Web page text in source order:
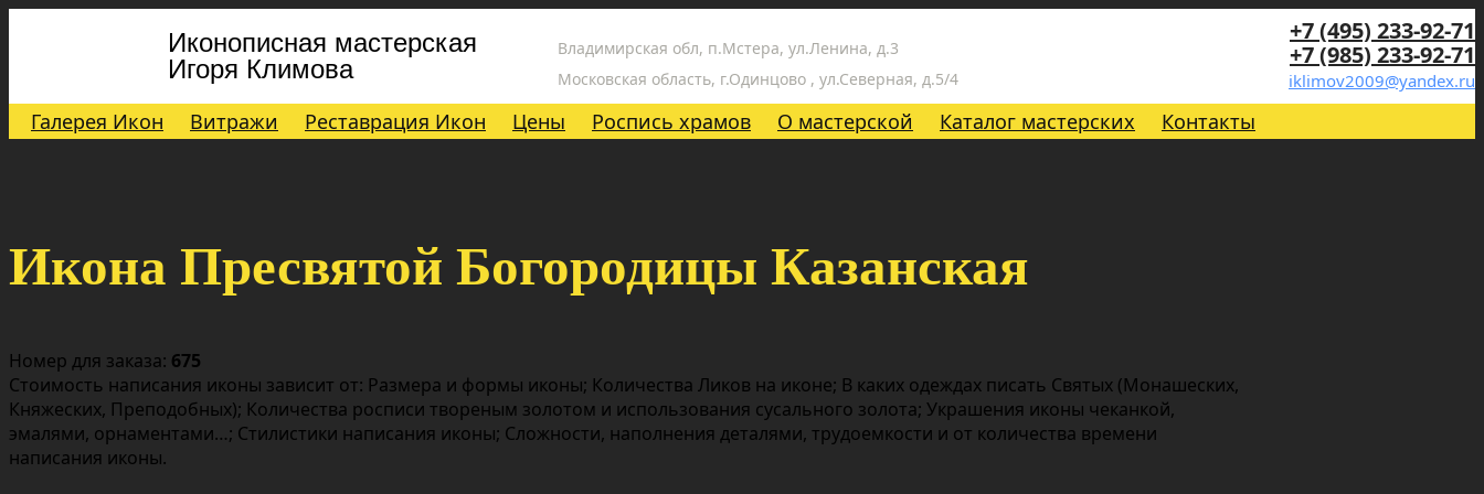
Иконописная мастерская
Игоря Климова
Владимирская обл, п.Мстера, ул.Ленина, д.3
Московская область, г.Одинцово , ул.Северная, д.5/4
+7 (495) 233-92-71
+7 (985) 233-92-71
iklimov2009@yandex.ru
Галерея Икон Витражи Реставрация Икон Цены Роспись храмов О мастерской Каталог мастерских Контакты
Икона Пресвятой Богородицы Казанская
Номер для заказа: 675
Стоимость написания иконы зависит от: Размера и формы иконы; Количества Ликов на иконе; В каких одеждах писать Святых (Монашеских,
Княжеских, Преподобных); Количества росписи твореным золотом и использования сусального золота; Украшения иконы чеканкой,
эмалями, орнаментами…; Стилистики написания иконы; Сложности, наполнения деталями, трудоемкости и от количества времени
написания иконы.